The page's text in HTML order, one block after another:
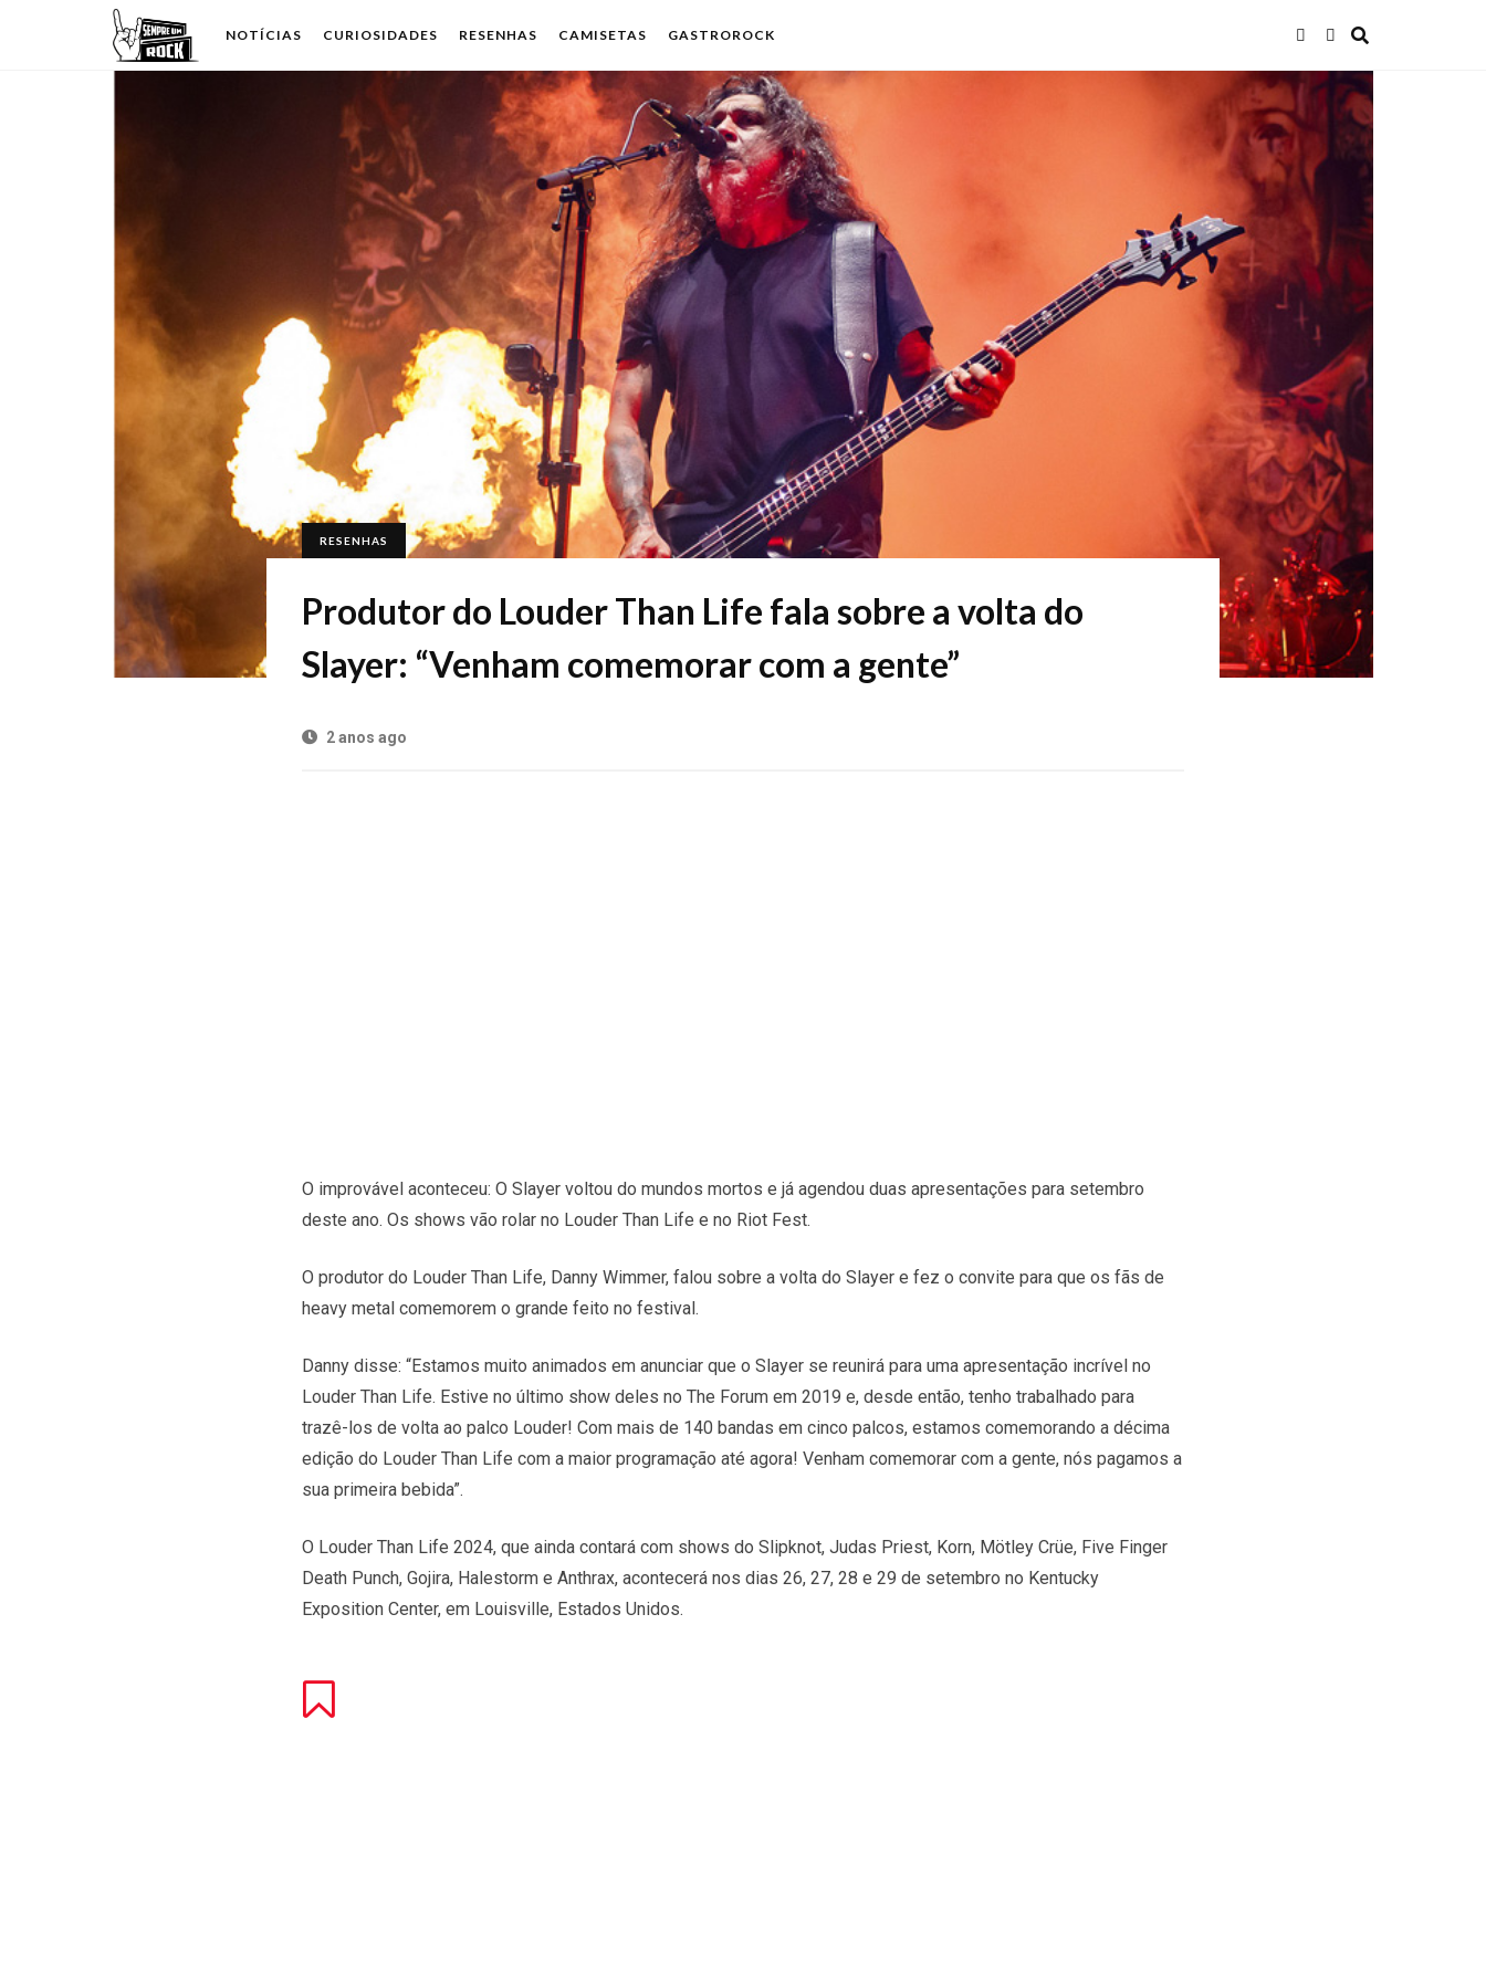
NOTÍCIAS CURIOSIDADES RESENHAS CAMISETAS GASTROROCK
RESENHAS
Produtor do Louder Than Life fala sobre a volta do
Slayer: “Venham comemorar com a gente”
2 anos ago
O improvável aconteceu: O Slayer voltou do mundos mortos e já agendou duas apresentações para setembro
deste ano. Os shows vão rolar no Louder Than Life e no Riot Fest.
O produtor do Louder Than Life, Danny Wimmer, falou sobre a volta do Slayer e fez o convite para que os fãs de
heavy metal comemorem o grande feito no festival.
Danny disse: “Estamos muito animados em anunciar que o Slayer se reunirá para uma apresentação incrível no
Louder Than Life. Estive no último show deles no The Forum em 2019 e, desde então, tenho trabalhado para
trazê-los de volta ao palco Louder! Com mais de 140 bandas em cinco palcos, estamos comemorando a décima
edição do Louder Than Life com a maior programação até agora! Venham comemorar com a gente, nós pagamos a
sua primeira bebida”.
O Louder Than Life 2024, que ainda contará com shows do Slipknot, Judas Priest, Korn, Mötley Crüe, Five Finger
Death Punch, Gojira, Halestorm e Anthrax, acontecerá nos dias 26, 27, 28 e 29 de setembro no Kentucky
Exposition Center, em Louisville, Estados Unidos.